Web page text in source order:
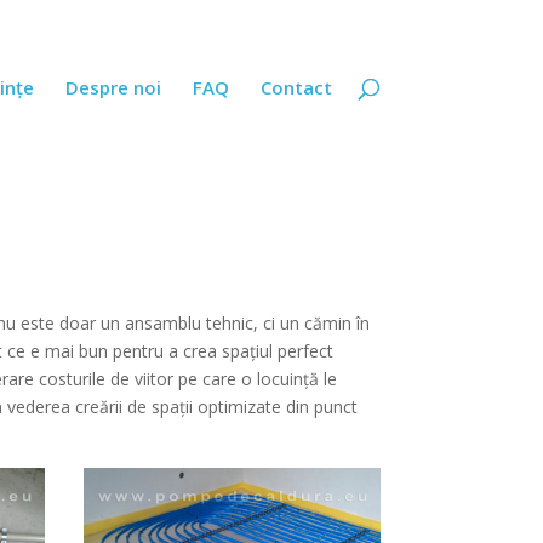
Despre noi FAQ Contact
este doar un ansamblu tehnic, ci un cămin în
e mai bun pentru a crea spațiul perfect
costurile de viitor pe care o locuință le
creării de spații optimizate din punct